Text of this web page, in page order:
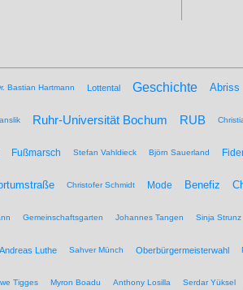
Bastian Hartmann Lottental Geschichte Abriss
Ruhr-Universität Bochum RUB
Fußmarsch Stefan Vahldieck Björn Sauerland
Christofer Schmidt Mode Benefiz
Gemeinschaftsgarten Johannes Tangen Sinja Strunz
Andreas Luthe Sahver Münch Oberbürgermeisterwahl
Tigges Myron Boadu Anthony Losilla Serdar Yüksel